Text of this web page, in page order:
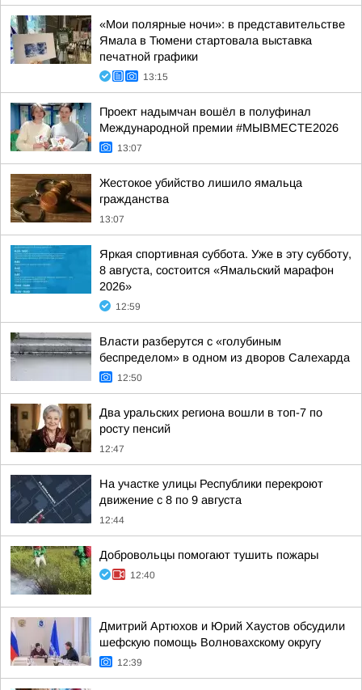
«Мои полярные ночи»: в представительстве
Ямала в Тюмени стартовала выставка
печатной графики
13:15
Проект надымчан вошёл в полуфинал
Международной премии #МЫВМЕСТЕ2026
13:07
Жестокое убийство лишило ямальца
гражданства
13:07
Яркая спортивная суббота. Уже в эту субботу,
8 августа, состоится «Ямальский марафон
2026»
12:59
Власти разберутся с «голубиным
беспределом» в одном из дворов Салехарда
12:50
Два уральских региона вошли в топ-7 по
росту пенсий
12:47
На участке улицы Республики перекроют
движение с 8 по 9 августа
12:44
Добровольцы помогают тушить пожары
12:40
Дмитрий Артюхов и Юрий Хаустов обсудили
шефскую помощь Волновахскому округу
12:39